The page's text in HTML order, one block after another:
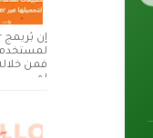
فمن
لم...